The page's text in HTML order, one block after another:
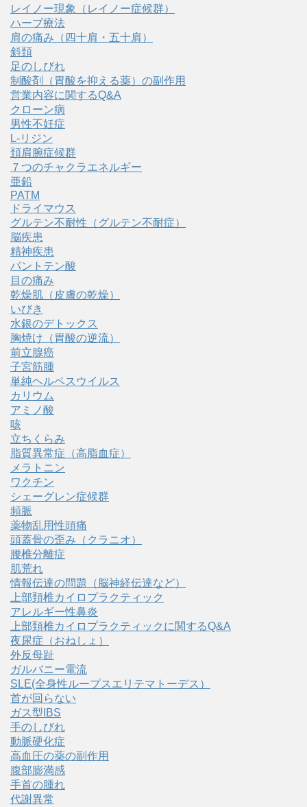
レイノー現象（レイノー症候群）
ハーブ療法
肩の痛み（四十肩・五十肩）
斜頚
足のしびれ
制酸剤（胃酸を抑える薬）の副作用
営業内容に関するQ&A
クローン病
男性不妊症
L-リジン
頚肩腕症候群
７つのチャクラエネルギー
亜鉛
PATM
ドライマウス
グルテン不耐性（グルテン不耐症）
脳疾患
精神疾患
パントテン酸
目の痛み
乾燥肌（皮膚の乾燥）
いびき
水銀のデトックス
胸焼け（胃酸の逆流）
前立腺癌
子宮筋腫
単純ヘルペスウイルス
カリウム
アミノ酸
咳
立ちくらみ
脂質異常症（高脂血症）
メラトニン
ワクチン
シェーグレン症候群
頻脈
薬物乱用性頭痛
頭蓋骨の歪み（クラニオ）
腰椎分離症
肌荒れ
情報伝達の問題（脳神経伝達など）
上部頚椎カイロプラクティック
アレルギー性鼻炎
上部頚椎カイロプラクティックに関するQ&A
夜尿症（おねしょ）
外反母趾
ガルバニー電流
SLE(全身性ループスエリテマトーデス）
首が回らない
ガス型IBS
手のしびれ
動脈硬化症
高血圧の薬の副作用
腹部膨満感
手首の腫れ
代謝異常